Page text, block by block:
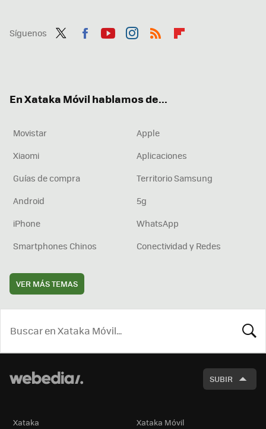
Síguenos
En Xataka Móvil hablamos de...
Movistar
Apple
Xiaomi
Aplicaciones
Guías de compra
Territorio Samsung
Android
5g
iPhone
WhatsApp
Smartphones Chinos
Conectividad y Redes
VER MÁS TEMAS
SUBIR
Xataka Xataka Móvil